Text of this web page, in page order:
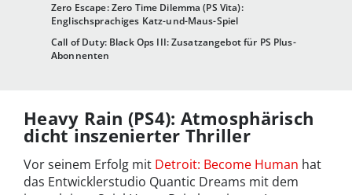
Zero Escape: Zero Time Dilemma (PS Vita):
Englischsprachiges Katz-und-Maus-Spiel
Call of Duty: Black Ops III: Zusatzangebot für PS Plus-
Abonnenten
Heavy Rain (PS4): Atmosphärisch
dicht inszenierter Thriller
Vor seinem Erfolg mit Detroit: Become Human hat
das Entwicklerstudio Quantic Dreams mit dem